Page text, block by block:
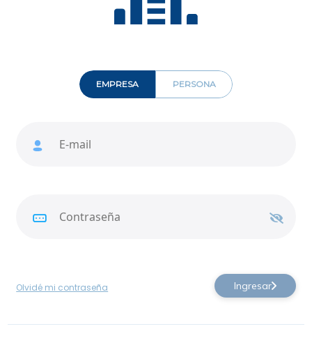
EMPRESA PERSONA
Olvidé mi contraseña Ingresar